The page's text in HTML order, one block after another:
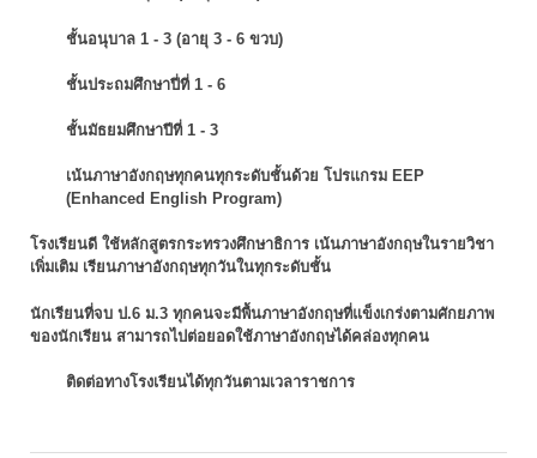
ชั้นอนุบาล 1 - 3 (อายุ 3 - 6 ขวบ)
ชั้นประถมศึกษาปี่ที่ 1 - 6
ชั้นมัธยมศึกษาปีที่ 1 - 3
เน้นภาษาอังกฤษทุกคนทุกระดับชั้นด้วย โปรแกรม EEP
(Enhanced English Program)
โรงเรียนดี ใช้หลักสูตรกระทรวงศึกษาธิการ เน้นภาษาอังกฤษในรายวิชา
เพิ่มเติม เรียนภาษาอังกฤษทุกวันในทุกระดับชั้น
นักเรียนที่จบ ป.6 ม.3 ทุกคนจะมีพื้นภาษาอังกฤษที่แข็งเกร่งตามศักยภาพ
ของนักเรียน สามารถไปต่อยอดใช้ภาษาอังกฤษได้คล่องทุกคน
ติดต่อทางโรงเรียนได้ทุกวันตามเวลาราชการ